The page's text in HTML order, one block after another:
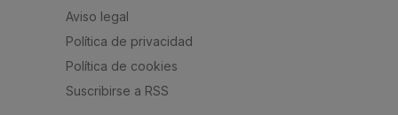
Aviso legal
Política de privacidad
Política de cookies
Suscribirse a RSS